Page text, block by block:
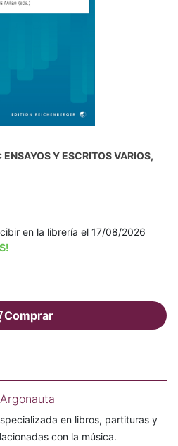
Y ESCRITOS VARIOS,
en la librería el 17/08/2026
Comprar
en libros, partituras y
con la música.